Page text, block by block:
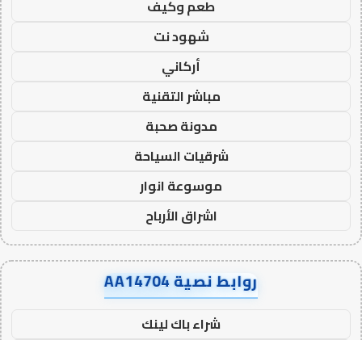
طعم وكيف
شهود نت
أركاني
مباشر التقنية
مدونة صحبة
شرقيات السياحة
موسوعة انوار
اشراق الأرباح
روابط نصية AA14704
شراء باك لينك